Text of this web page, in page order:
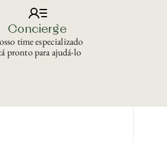
Concierge
time especializado
pronto para ajudá-lo